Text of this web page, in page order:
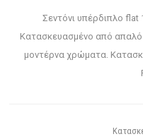
Σεντόνι υπέρδιπλο
Κατασκευασμένο από
μοντέρνα χρώματα.